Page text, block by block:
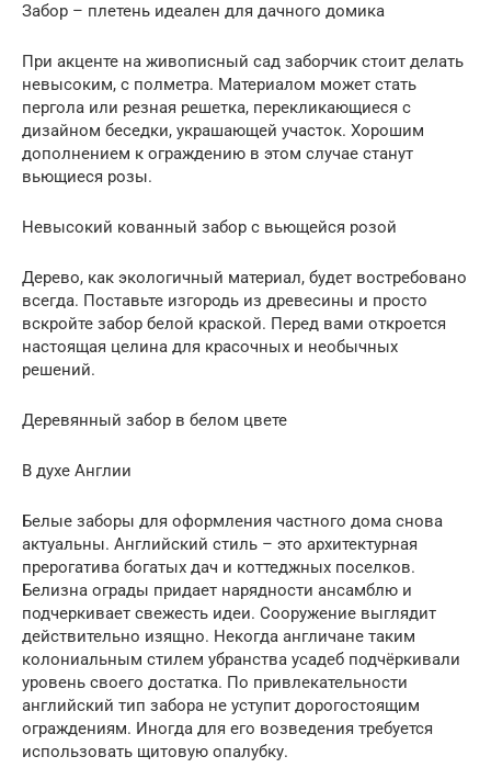
Забор – плетень идеален для дачного домика
При акценте на живописный сад заборчик стоит делать
невысоким, с полметра. Материалом может стать
пергола или резная решетка, перекликающиеся с
дизайном беседки, украшающей участок. Хорошим
дополнением к ограждению в этом случае станут
вьющиеся розы.
Невысокий кованный забор с вьющейся розой
Дерево, как экологичный материал, будет востребовано
всегда. Поставьте изгородь из древесины и просто
вскройте забор белой краской. Перед вами откроется
настоящая целина для красочных и необычных
решений.
Деревянный забор в белом цвете
В духе Англии
Белые заборы для оформления частного дома снова
актуальны. Английский стиль – это архитектурная
прерогатива богатых дач и коттеджных поселков.
Белизна ограды придает нарядности ансамблю и
подчеркивает свежесть идеи. Сооружение выглядит
действительно изящно. Некогда англичане таким
колониальным стилем убранства усадеб подчёркивали
уровень своего достатка. По привлекательности
английский тип забора не уступит дорогостоящим
ограждениям. Иногда для его возведения требуется
использовать щитовую опалубку.